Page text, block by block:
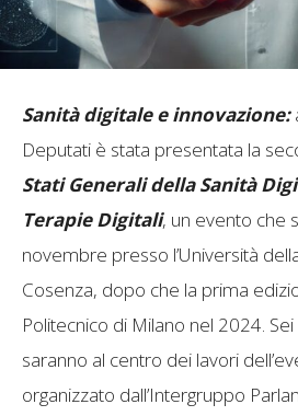
Sanità digitale e innovazione:
Deputati è stata presentata la
Stati Generali della Sanità
Terapie Digitali, un evento che
novembre presso l’Università
Cosenza, dopo che la prima
Politecnico di Milano nel 2024.
saranno al centro dei lavori
organizzato dall’Intergruppo